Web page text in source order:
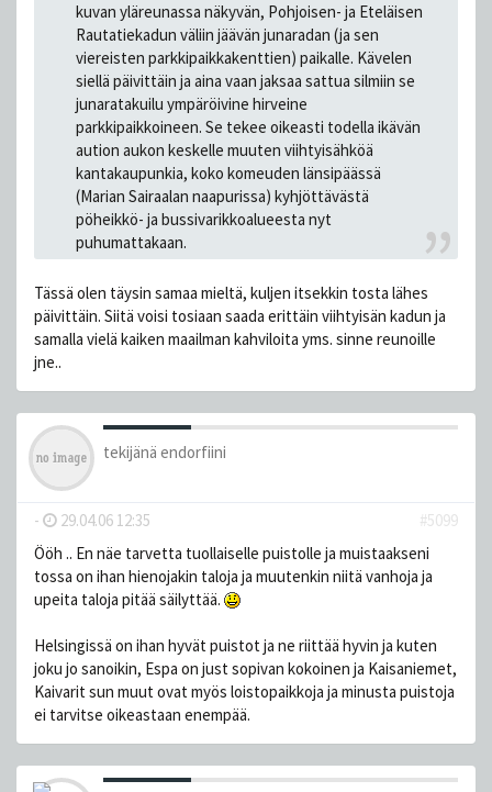
kuvan yläreunassa näkyvän, Pohjoisen- ja Eteläisen
Rautatiekadun väliin jäävän junaradan (ja sen
viereisten parkkipaikkakenttien) paikalle. Kävelen
siellä päivittäin ja aina vaan jaksaa sattua silmiin se
junaratakuilu ympäröivine hirveine
parkkipaikkoineen. Se tekee oikeasti todella ikävän
aution aukon keskelle muuten viihtyisähköä
kantakaupunkia, koko komeuden länsipäässä
(Marian Sairaalan naapurissa) kyhjöttävästä
pöheikkö- ja bussivarikkoalueesta nyt
puhumattakaan.
Tässä olen täysin samaa mieltä, kuljen itsekkin tosta lähes
päivittäin. Siitä voisi tosiaan saada erittäin viihtyisän kadun ja
samalla vielä kaiken maailman kahviloita yms. sinne reunoille
jne..
tekijänä endorfiini
- 29.04.06 12:35
#5099
Ööh .. En näe tarvetta tuollaiselle puistolle ja muistaakseni
tossa on ihan hienojakin taloja ja muutenkin niitä vanhoja ja
upeita taloja pitää säilyttää.
Helsingissä on ihan hyvät puistot ja ne riittää hyvin ja kuten
joku jo sanoikin, Espa on just sopivan kokoinen ja Kaisaniemet,
Kaivarit sun muut ovat myös loistopaikkoja ja minusta puistoja
ei tarvitse oikeastaan enempää.